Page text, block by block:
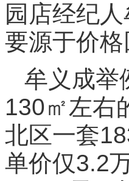
园店经纪
要源于价格
牟义成举
130㎡左右
北区一套
单价仅3.2